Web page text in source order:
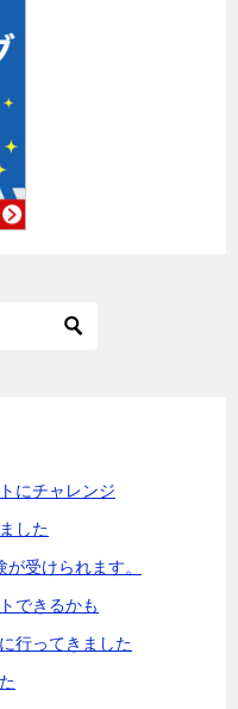
にチャレンジ
した
受けられます。
できるかも
行ってきました